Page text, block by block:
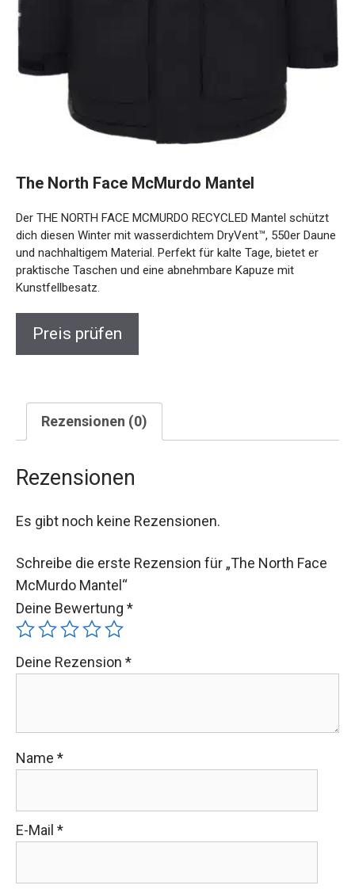
The North Face McMurdo Mantel
Der THE NORTH FACE MCMURDO RECYCLED Mantel
schützt dich diesen Winter mit wasserdichtem DryVent™,
550er Daune und nachhaltigem Material. Perfekt für kalte
Tage, bietet er praktische Taschen und eine abnehmbare
Kapuze mit Kunstfellbesatz.
Preis prüfen
Rezensionen (0)
Rezensionen
Es gibt noch keine Rezensionen.
Schreibe die erste Rezension für „The North Face
McMurdo Mantel“
Deine Bewertung *
Deine Rezension *
Name *
E-Mail *